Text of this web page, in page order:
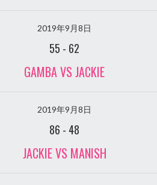
2019年9月8日
55 - 62
GAMBA VS JACKIE
2019年9月8日
86 - 48
JACKIE VS MANISH